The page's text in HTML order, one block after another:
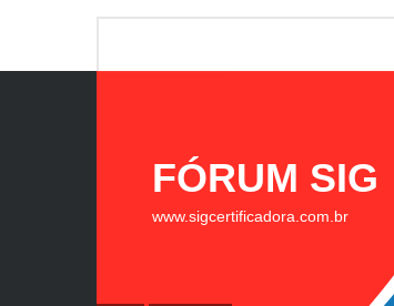
FÓRUM SIG
www.sigcertificadora.com.br